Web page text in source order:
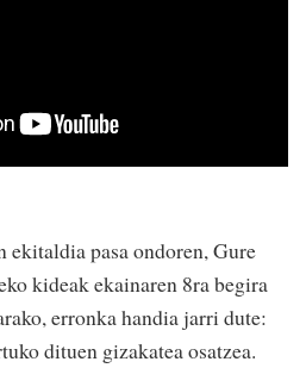
ekitaldia pasa ondoren, Gure
kideak ekainaren 8ra begira
erronka handia jarri dute:
dituen gizakatea osatzea.